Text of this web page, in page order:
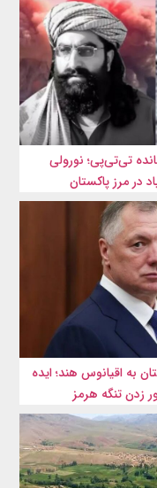
تی‌تی‌پی؛ نورولی
در مرز پاکستان
به اقیانوس هند؛ ایده
زدن تنگه هرمز